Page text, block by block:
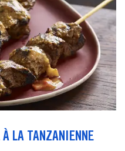
À LA TANZANIENNE